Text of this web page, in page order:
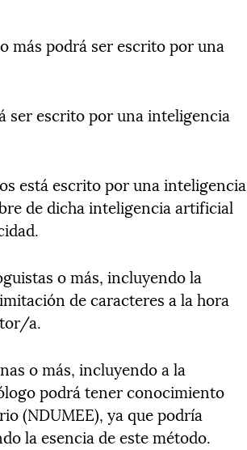
más podrá ser escrito por una
ser escrito por una inteligencia
está escrito por una inteligencia
de dicha inteligencia artificial
o más, incluyendo la
de caracteres a la hora
a.
o más, incluyendo a la
podrá tener conocimiento
(NDUMEE), ya que podría
la esencia de este método.